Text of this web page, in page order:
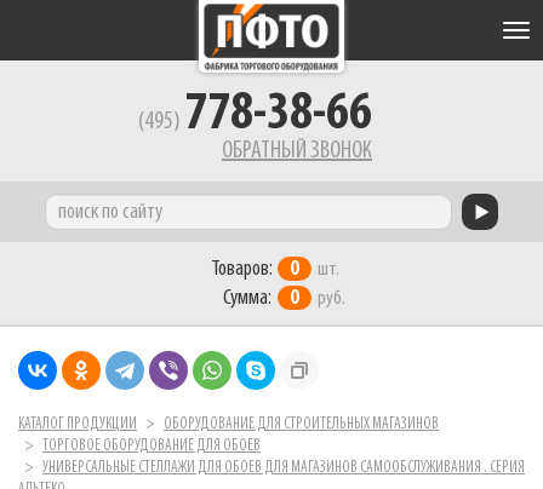
(495) 778-38-66
ОБРАТНЫЙ ЗВОНОК
Товаров: 0 шт.
Сумма: 0 руб.
КАТАЛОГ ПРОДУКЦИИ
ОБОРУДОВАНИЕ ДЛЯ СТРОИТЕЛЬНЫХ МАГАЗИНОВ
ТОРГОВОЕ ОБОРУДОВАНИЕ ДЛЯ ОБОЕВ
УНИВЕРСАЛЬНЫЕ СТЕЛЛАЖИ ДЛЯ ОБОЕВ ДЛЯ МАГАЗИНОВ САМООБСЛУЖИВАНИЯ . СЕРИЯ